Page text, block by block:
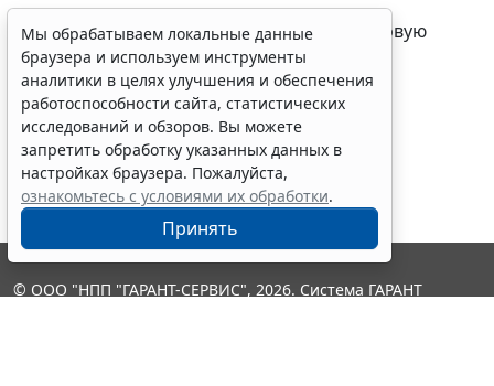
- налогоплательщикипредставляют
налоговую
декларациюза апрель 2016 г.
Мы обрабатываем локальные данные
браузера и используем инструменты
аналитики в целях улучшения и обеспечения
работоспособности сайта, статистических
исследований и обзоров. Вы можете
запретить обработку указанных данных в
настройках браузера. Пожалуйста,
ознакомьтесь с условиями их обработки.
Принять
© ООО "НПП "ГАРАНТ-СЕРВИС", 2026. Система ГАРАНТ